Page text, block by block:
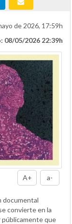
de 2026, 17:59h
08/05/2026 22:39h
A+ a-
documental
convierte en la
públicamente que